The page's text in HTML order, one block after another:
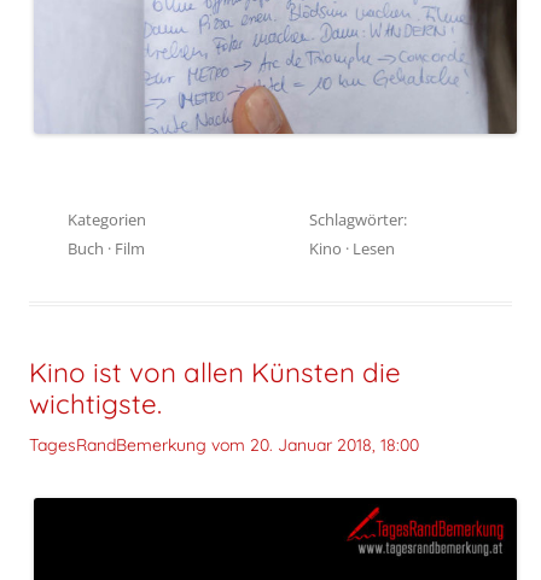
Kategorien
Buch · Film
Schlagwörter:
Kino · Lesen
Kino ist von allen Künsten die
wichtigste.
TagesRandBemerkung vom 20. Januar 2018, 18:00